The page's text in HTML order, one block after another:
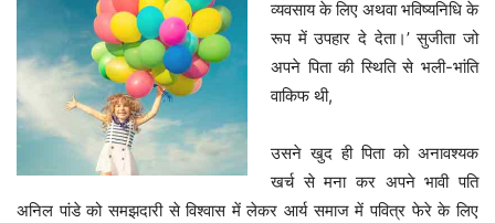
व्यवसाय के लिए अथवा भविष्यनिधि के
रूप में उपहार दे देता।’ सुजीता जो
अपने पिता की स्थिति से भली-भांति
वाकिफ थी,
उसने खुद ही पिता को अनावश्यक
खर्च से मना कर अपने भावी पति
अनिल पांडे को समझदारी से विश्वास में लेकर आर्य समाज में पवित्र फेरे के लिए